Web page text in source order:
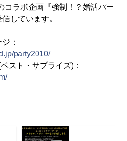
コラボ企画『強制！？婚活パー
しています。
：
party2010/
スト・サプライズ)：